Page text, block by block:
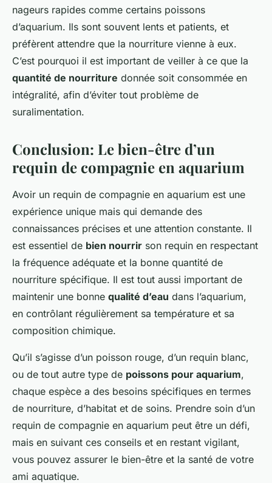
nageurs rapides comme certains poissons
d’aquarium. Ils sont souvent lents et patients, et
préfèrent attendre que la nourriture vienne à eux.
C’est pourquoi il est important de veiller à ce que la
quantité de nourriture donnée soit consommée en
intégralité, afin d’éviter tout problème de
suralimentation.
Conclusion: Le bien-être d’un
requin de compagnie en aquarium
Avoir un requin de compagnie en aquarium est une
expérience unique mais qui demande des
connaissances précises et une attention constante. Il
est essentiel de bien nourrir son requin en respectant
la fréquence adéquate et la bonne quantité de
nourriture spécifique. Il est tout aussi important de
maintenir une bonne qualité d’eau dans l’aquarium,
en contrôlant régulièrement sa température et sa
composition chimique.
Qu’il s’agisse d’un poisson rouge, d’un requin blanc,
ou de tout autre type de poissons pour aquarium,
chaque espèce a des besoins spécifiques en termes
de nourriture, d’habitat et de soins. Prendre soin d’un
requin de compagnie en aquarium peut être un défi,
mais en suivant ces conseils et en restant vigilant,
vous pouvez assurer le bien-être et la santé de votre
ami aquatique.